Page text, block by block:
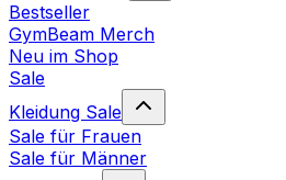
Bestseller
GymBeam Merch
Neu im Shop
Sale
Kleidung Sale
Sale für Frauen
Sale für Männer